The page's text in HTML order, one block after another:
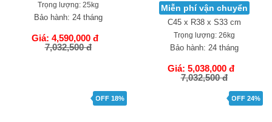
BL
Miễn phí vận chuyển
C46 x R39 x S32 cm
Trọng lượng:25kg
Miễn phí vận chuyển
C45 x R38 x S33 cm
Trọng lượng:26kg
Bảo hành: 24 tháng
Giá: 5,038,000 đ
7,032,500 đ